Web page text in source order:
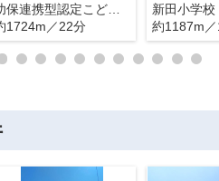
幼保連携型認定こども園大利根育英幼稚園
1724m／22分
新田小学校
約1187m